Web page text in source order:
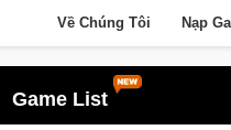
Về Chúng Tôi Nạp
Game List